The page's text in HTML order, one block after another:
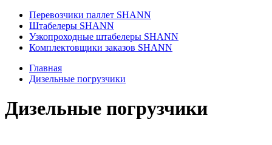
Перевозчики паллет SHANN
Штабелеры SHANN
Узкопроходные штабелеры SHANN
Комплектовщики заказов SHANN
Главная
Дизельные погрузчики
Дизельные погрузчики